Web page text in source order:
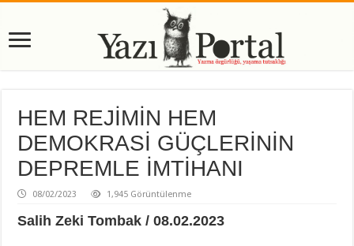
HEM REJİMİN HEM
DEMOKRASİ GÜÇLERİNİN
DEPREMLE İMTİHANI
08/02/2023 1,945 Görüntülenme
Salih Zeki Tombak / 08.02.2023